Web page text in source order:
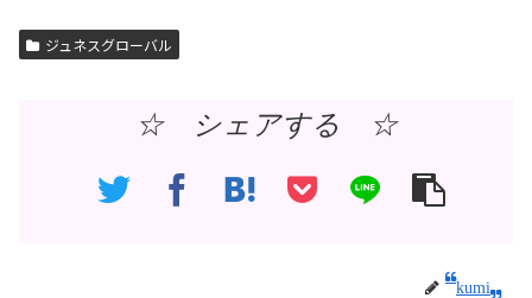
ジュネスグローバル
☆ シェアする ☆
kumi